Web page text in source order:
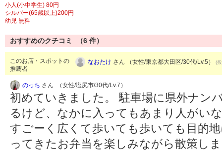
小人(小中学生) 80円
シルバー(65歳以上)200円
幼児 無料
おすすめのクチコミ （6 件）
このお店・スポットの
推薦者
なおたけ さん （女性/東京都大田区/30代/Lv.5） (
のっち さん （女性/塩尻市/30代/Lv.7）
初めていきました。 駐車場に県外ナン
るけど、なかに入ってもあまり人がい
すごーく広くて歩いても歩いても目的
ってきたお弁当を楽しみながら散策し